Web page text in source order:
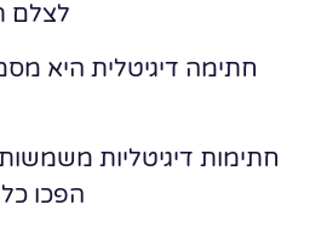
לצלם
חתימה דיגיטלית היא
חתימות דיגיטליות משמשות
הפכו כל